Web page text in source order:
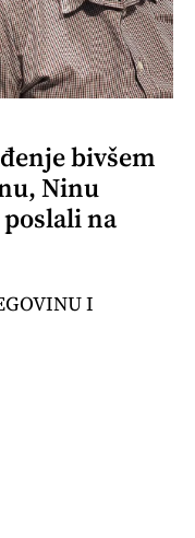
bivšem
Ninu
na
I